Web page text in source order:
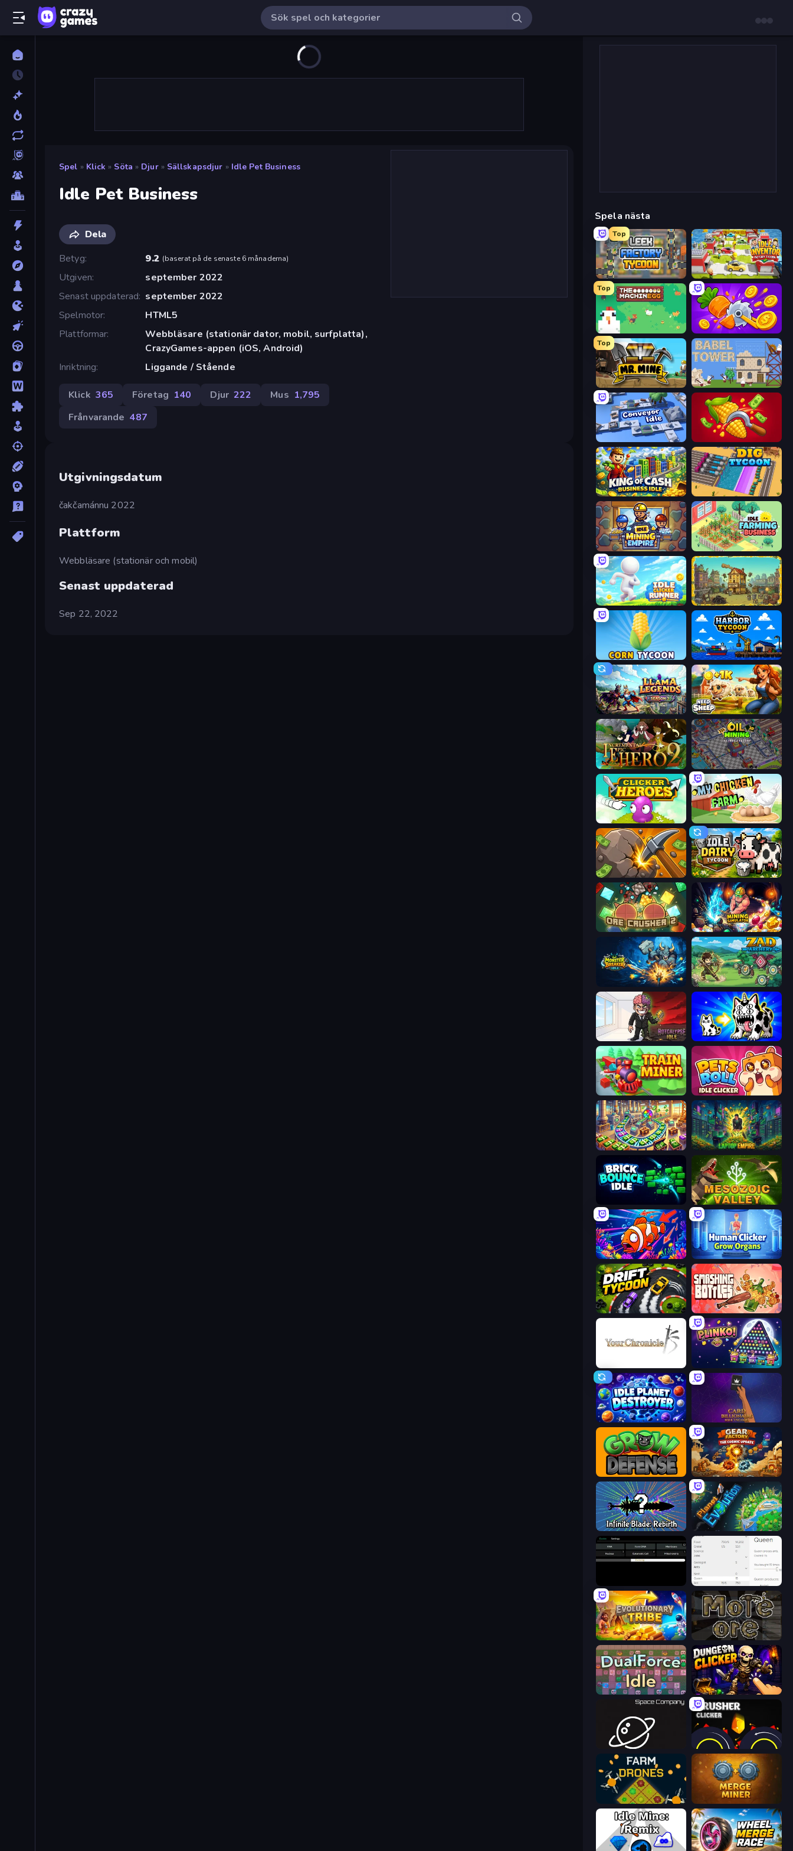
Spel » Klick » Söta » Djur » Sällskapsdjur » Idle Pet Business
Idle Pet Business
Dela
Betyg
9.2 (baserat på de senaste 6 månaderna)
Utgiven
september 2022
Senast uppdaterad september 2022
Spelmotor
HTML5
Plattformar
Webbläsare (stationär dator, mobil, surfplatta),
CrazyGames-appen (iOS, Android)
Inriktning
Liggande / Stående
Klick 365 Företag 140 Djur 222 Mus 1,795
Frånvarande 487
Utgivningsdatum
čakčamánnu 2022
Plattform
Webbläsare (stationär och mobil)
Senast uppdaterad
Sep 22, 2022
Spela nästa
Top
Leek Factory Tycoon Idle Inventor
Top
The MachinEGG Farm Ring Idle
Top
Mr. Mine Babel Tower
Conveyor Idle Farm-51: Secret Harvest
King of Cash Business Idle Dig Tycoon
Idle Mining Empire Idle Farming Business
Idle Clicker Runner The Garbaggio Hotel
Corn Tycoon Harbor Tycoon
Llama Legends Need for Sheep: Idle Clicker
Incremental Epic Hero 2 Oil Mining 3D: Petrol Factory
Clicker Heroes My Chicken Farm
Mine Clicker Idle Dairy Tycoon
OreCrusher 2 Mining Simulator
Monster Breaker Idle Zad Archery - Demo
Rotcalypse: Idle Incremental Strange Cats
Train Miner Pets Roll: Idle Clicker
Money Factory: Tycoon Idle Game Laptop Empire
Brick Bounce Idle Cell to Singularity: Mesozoic Valley
Fish Catch Idle Human Clicker: Grow Organs
Drift Tycoon Smashing Bottles
PLINKO!
Idle Planet Destroyer
Grow Defense Gear Factory
Infinite Blade: Rebirth Planet Evolution: Idle Clicker
Idle Ants
Evolutionary Tribe More Ore
DualForce Idle Dungeon Clicker
Space Company Crusher Clicker
Farm Drones Merge Miner